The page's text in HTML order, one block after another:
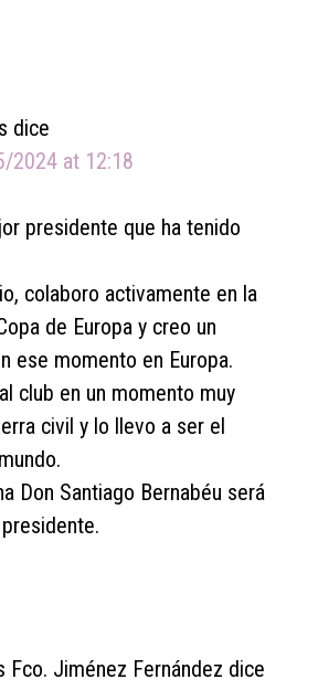
dice
2024 at 12:18
presidente que ha tenido
colaboro activamente en la
de Europa y creo un
ese momento en Europa.
club en un momento muy
civil y lo llevo a ser el
Don Santiago Bernabéu será
Fco. Jiménez Fernández dice